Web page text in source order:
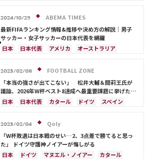
スイス
オランダ ポーランド
ウルグアイ
メキシコ ウェールズ
コスタリカ
日本代表
カリム・ベンゼマ
2024/10/29
ABEMA TIMES
最新FIFAランキング情報&推移や決め方の解説｜男子
サッカー・女子サッカーの日本代表を網羅
日本
日本代表 アメリカ
オーストラリア
カタール
イラン 韓国 ドイツ
フランス
ベルギー スイス
イングランド
オランダ
ポルトガル デンマーク
セルビア
クロアチア
ポーランド
エクアドル
セネガル
カメルーン
コスタリカ
2023/02/08
FOOTBALL ZONE
「本当の強さが出てこない」 松井大輔＆闘莉王氏が
議論、2026年W杯ベスト8達成へ最重要課題に挙げたの
は？
日本 日本代表 カタール ドイツ
スペイン
田中 碧
町野 修斗
2023/02/04
Qoly
「W杯敗退は日本戦のせい…2、3点差で勝てると思っ
た」 ドイツ守護神ノイアーが悔しがる
日本
ドイツ マヌエル・ノイアー
カタール